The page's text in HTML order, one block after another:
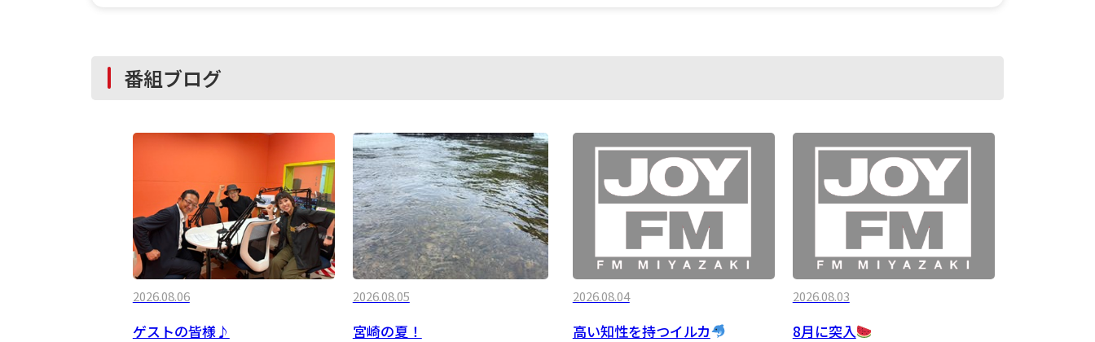
番組ブログ
2026.08.06
ゲストの皆様♪
2026.08.05
宮崎の夏！
2026.08.04
高い知性を持つイルカ
2026.08.03
8月に突入